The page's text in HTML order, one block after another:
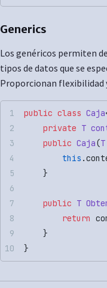
Generics
Los genéricos permiten
tipos de datos que se
Proporcionan flexibilidad
public class Caja
    private
T
    public
Caja(T
        this
    }
    public
T
        return
    }
}